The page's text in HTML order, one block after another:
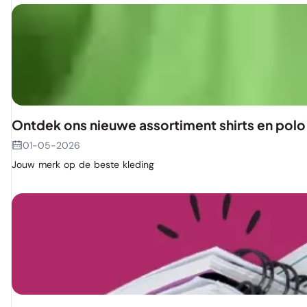
Ontdek ons nieuwe assortiment shirts en
01-05-2026
Jouw merk op de beste kleding